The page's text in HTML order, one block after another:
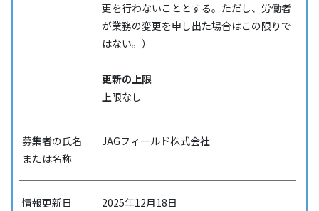
更を行わないこととする。ただし、労働者
が業務の変更を申し出た場合はこの限りで
はない。）
更新の上限
上限なし
募集者の氏名
または名称
JAGフィールド株式会社
情報更新日 2025年12月18日